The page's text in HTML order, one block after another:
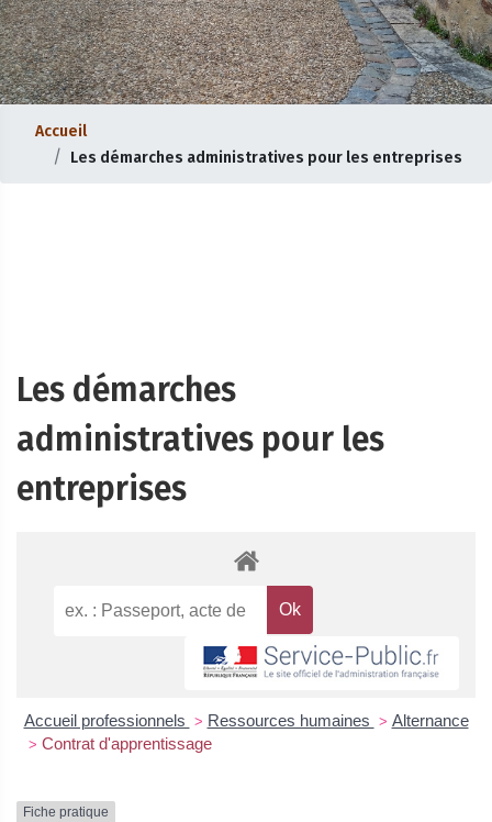
Accueil
Les démarches administratives pour les entreprises
Les démarches
administratives pour les
entreprises
Accueil professionnels > Ressources humaines > Alternance
> Contrat d'apprentissage
Fiche pratique